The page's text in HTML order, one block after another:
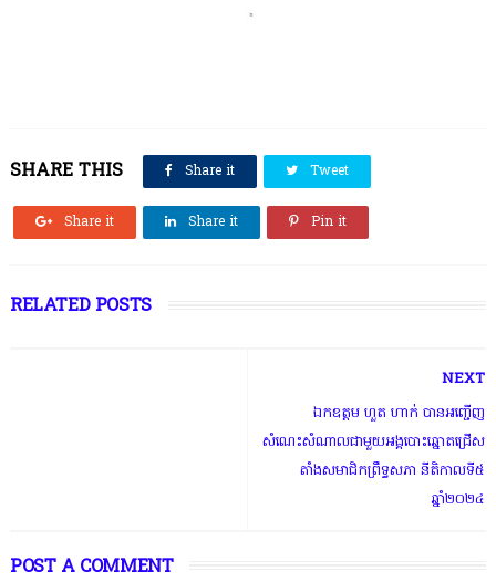
SHARE THIS Share it Tweet
Share it Share it Pin it
RELATED POSTS
NEXT
ឯកឧត្តម ហួត ហាក់ បានអញ្ជើញ
សំណេះសំណាលជាមួយអង្គបោះឆ្នោតជ្រើស
តាំងសមាជិកព្រឹទ្ធសភា នីតិកាលទី៥
ឆ្នាំ២០២៤
POST A COMMENT